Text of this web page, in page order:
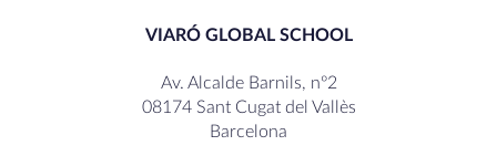
VIARÓ GLOBAL SCHOOL
Av. Alcalde Barnils, nº2
08174 Sant Cugat del Vallès
Barcelona